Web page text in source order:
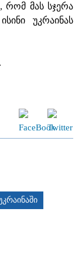
რომ მას სჯერა
უკრაინას